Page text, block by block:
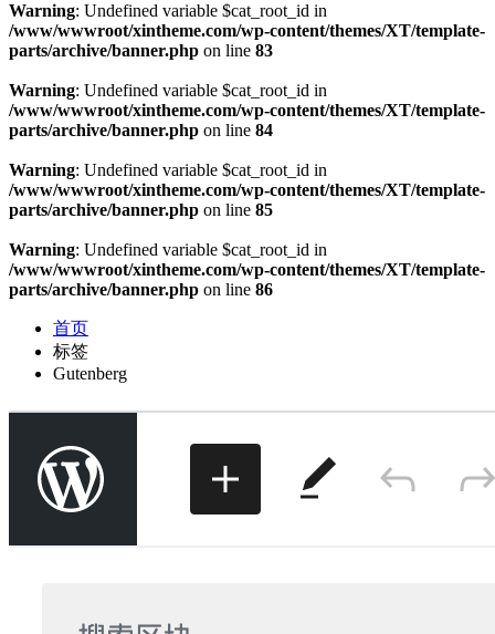
Warning: Undefined variable $cat_root_id in
/www/wwwroot/xintheme.com/wp-content/themes/XT/template-
parts/archive/banner.php on line 83
Warning: Undefined variable $cat_root_id in
/www/wwwroot/xintheme.com/wp-content/themes/XT/template-
parts/archive/banner.php on line 84
Warning: Undefined variable $cat_root_id in
/www/wwwroot/xintheme.com/wp-content/themes/XT/template-
parts/archive/banner.php on line 85
Warning: Undefined variable $cat_root_id in
/www/wwwroot/xintheme.com/wp-content/themes/XT/template-
parts/archive/banner.php on line 86
首页
标签
Gutenberg